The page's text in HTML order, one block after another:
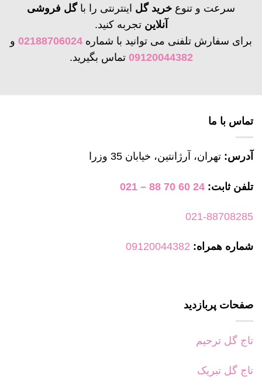
می
است
محصول
شوند
سرعت و تنوع خرید گل اینترنتی را باگل فروشی
آنلاین تجربه کنید.
برای سفارش تلفنی می توانید با شماره 02188706024 و
09120044382 تماس بگیرید.
تماس با ما
آدرس: تهران، آرژانتین، خیابان 35 وزرا
تلفن ثابت: 24 60 70 88 – 021
021-88708285
شماره همراه: 09120044382
صفحات پربازدید
تاج گل ترحیم
تاج گل تبریک